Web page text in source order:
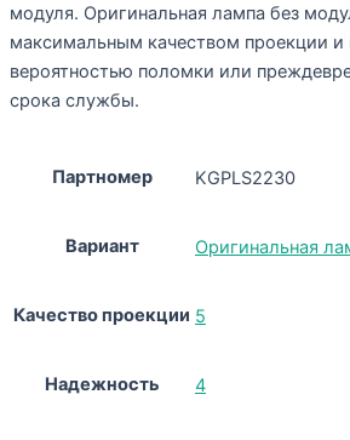
модуля. Оригинальная лампа без
максимальным качеством проекции
вероятностью поломки или
срока службы.
Партномер KGPLS2230
Вариант Оригинальная
Качество проекции 5
Надежность 4